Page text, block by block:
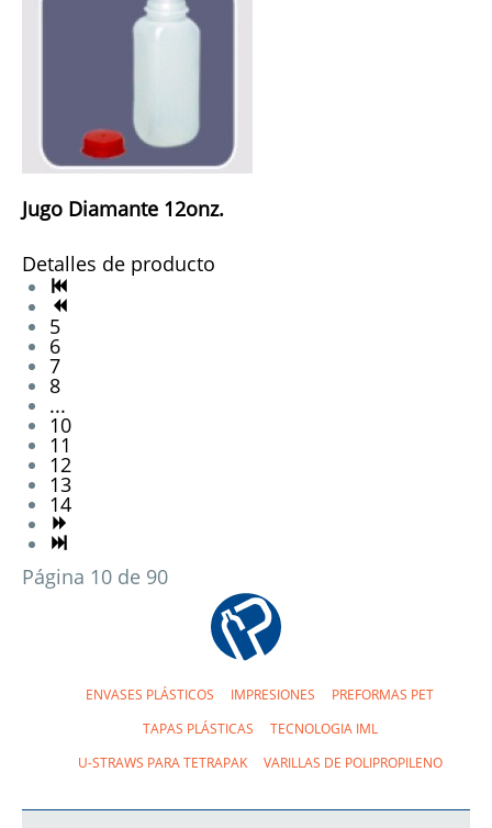
Jugo Diamante 12onz.
Detalles de producto
5
6
7
8
...
10
11
12
13
14
Página 10 de 90
ENVASES PLÁSTICOS IMPRESIONES
PREFORMAS PET
TAPAS PLÁSTICAS
TECNOLOGIA IML
U-STRAWS PARA TETRAPAK
VARILLAS DE POLIPROPILENO